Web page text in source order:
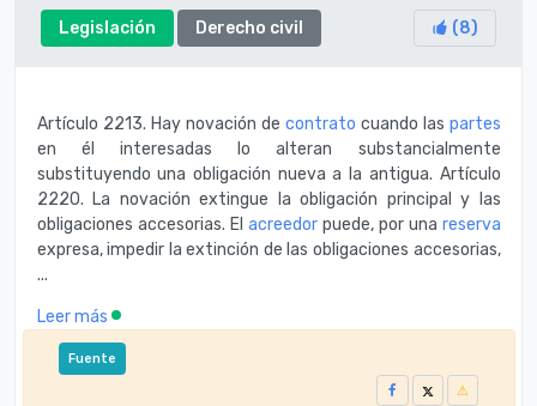
Legislación Derecho civil (8)
Artículo 2213. Hay novación de contrato cuando las partes
en él interesadas lo alteran substancialmente
substituyendo una obligación nueva a la antigua. Artículo
2220. La novación extingue la obligación principal y las
obligaciones accesorias. El acreedorpuede, por una reserva
expresa, impedir la extinción de las obligaciones accesorias,
...
Leer más
Fuente